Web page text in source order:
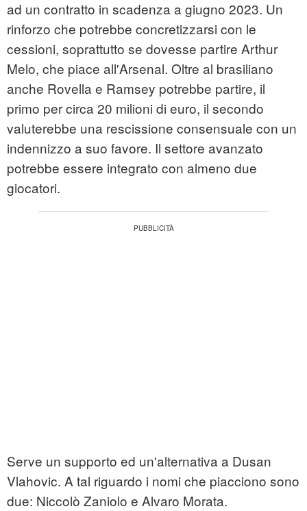
ad un contratto in scadenza a giugno 2023. Un
rinforzo che potrebbe concretizzarsi con le
cessioni, soprattutto se dovesse partire Arthur
Melo, che piace all'Arsenal. Oltre al brasiliano
anche Rovella e Ramsey potrebbe partire, il
primo per circa 20 milioni di euro, il secondo
valuterebbe una rescissione consensuale con un
indennizzo a suo favore. Il settore avanzato
potrebbe essere integrato con almeno due
giocatori.
Serve un supporto ed un'alternativa a Dusan
Vlahovic. A tal riguardo i nomi che piacciono sono
due: Niccolò Zaniolo e Alvaro Morata.